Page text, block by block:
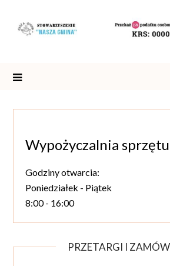
content
Wypożyczalnia sprzętu
Godziny otwarcia:
Poniedziałek - Piątek
8:00 - 16:00
PRZETARGI I